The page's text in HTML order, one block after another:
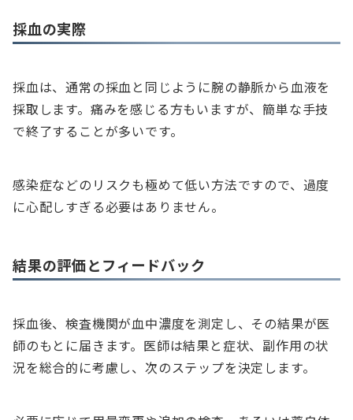
採血の実際
採血は、通常の採血と同じように腕の静脈から血液を
採取します。痛みを感じる方もいますが、簡単な手技
で終了することが多いです。
感染症などのリスクも極めて低い方法ですので、過度
に心配しすぎる必要はありません。
結果の評価とフィードバック
採血後、検査機関が血中濃度を測定し、その結果が医
師のもとに届きます。医師は結果と症状、副作用の状
況を総合的に考慮し、次のステップを決定します。